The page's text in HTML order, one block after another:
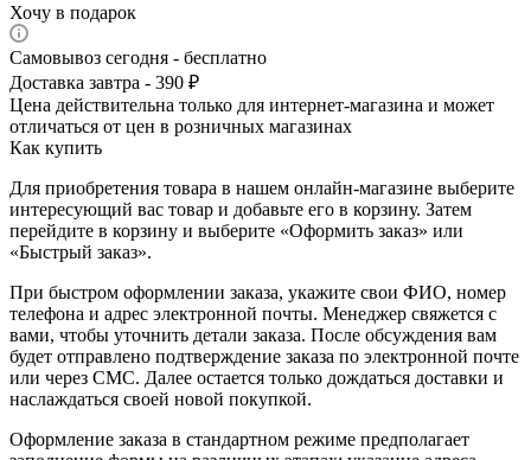
Хочу в подарок
Самовывоз сегодня - бесплатно
Доставка завтра - 390 ₽
Цена действительна только для интернет-магазина и может
отличаться от цен в розничных магазинах
Как купить
Для приобретения товара в нашем онлайн-магазине выберите
интересующий вас товар и добавьте его в корзину. Затем
перейдите в корзину и выберите «Оформить заказ» или
«Быстрый заказ».
При быстром оформлении заказа, укажите свои ФИО, номер
телефона и адрес электронной почты. Менеджер свяжется с
вами, чтобы уточнить детали заказа. После обсуждения вам
будет отправлено подтверждение заказа по электронной почте
или через СМС. Далее остается только дождаться доставки и
наслаждаться своей новой покупкой.
Оформление заказа в стандартном режиме предполагает